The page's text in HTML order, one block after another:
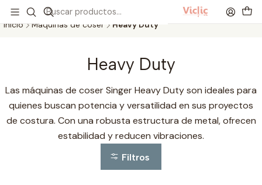
Este es el texto del slide
Leer más
Inicio
Máquinas de coser Heavy Duty
Heavy Duty
Las máquinas de coser Singer Heavy Duty son ideales para
quienes buscan potencia y versatilidad en sus proyectos
de costura. Con una robusta estructura de metal, ofrecen
estabilidad y reducen vibraciones.
Filtros